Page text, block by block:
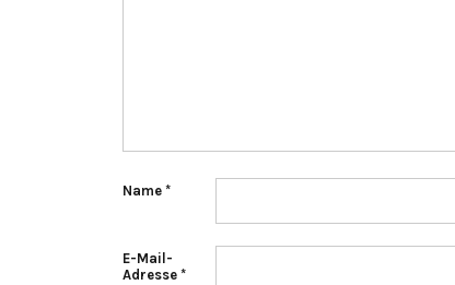
Name *
E-Mail-
Adresse *